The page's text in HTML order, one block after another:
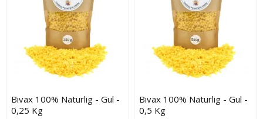
Bivax 100% Naturlig - Gul -
0,25 Kg
Bivax 100% Naturlig - Gul -
0,5 Kg